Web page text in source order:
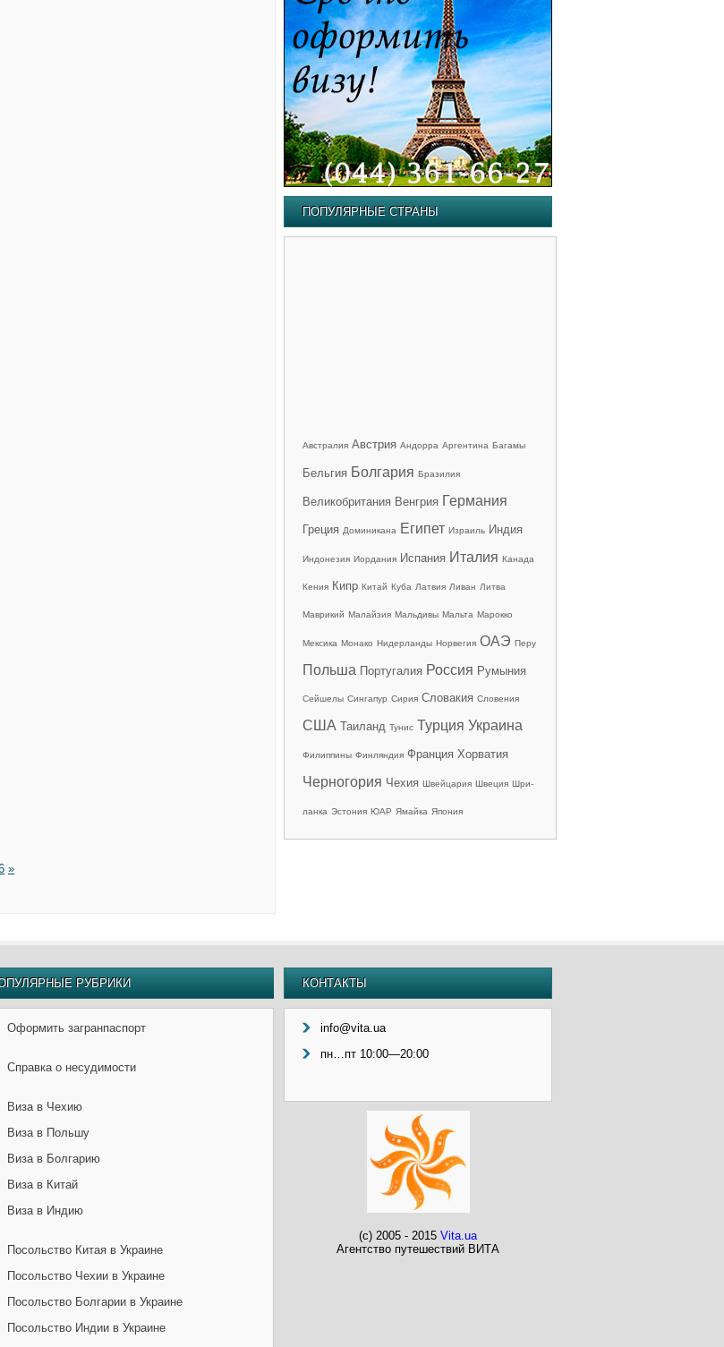
»
ПОПУЛЯРНЫЕ СТРАНЫ
Австралия Австрия Андорра Аргентина Багамы
Бельгия Болгария Бразилия
Великобритания Венгрия Германия
Греция Доминикана Египет Израиль Индия
Индонезия Иордания Испания Италия Канада
Кения Кипр Китай Куба Латвия Ливан Литва
Маврикий Малайзия Мальдивы Мальта Марокко
Мексика Монако Нидерланды Норвегия ОАЭ Перу
Польша Португалия Россия Румыния
Сейшелы Сингапур Сирия Словакия Словения
США Таиланд Тунис Турция Украина
Филиппины Финляндия Франция Хорватия
Черногория Чехия Швейцария Швеция Шри-
ланка Эстония ЮАР Ямайка Япония
РУБРИКИ
Оформить загранпаспорт
Справка о несудимости
Виза в Чехию
Виза в Польшу
Виза в Болгарию
Виза в Китай
Виза в Индию
Посольство Китая в Украине
Посольство Чехии в Украине
Посольство Болгарии в Украине
Посольство Индии в Украине
КОНТАКТЫ
info@vita.ua
пн…пт 10:00—20:00
(c) 2005 - 2015 Vita.ua
Агентство путешествий ВИТА